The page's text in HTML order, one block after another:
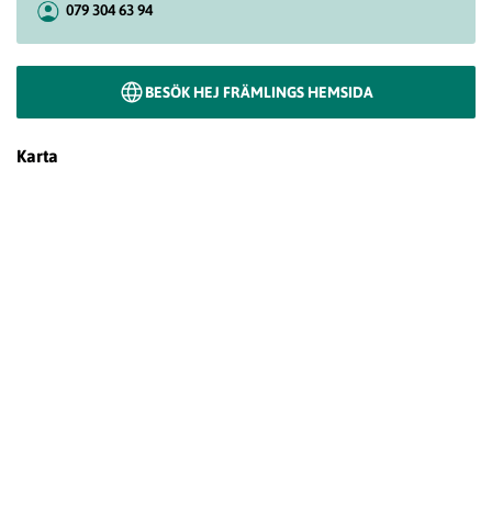
079 304 63 94
BESÖK HEJ FRÄMLINGS HEMSIDA
Karta